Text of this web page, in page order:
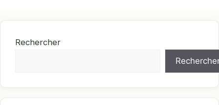
Rechercher